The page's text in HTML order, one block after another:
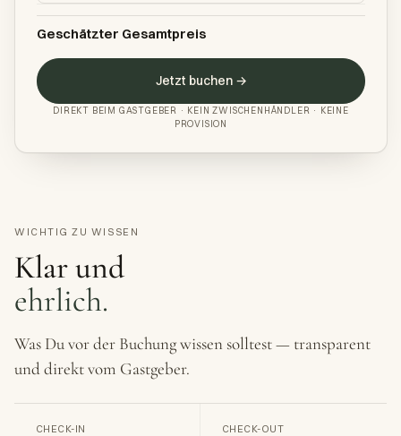
Geschätzter Gesamtpreis
Jetzt buchen →
DIREKT BEIM GASTGEBER · KEIN ZWISCHENHÄNDLER · KEINE
PROVISION
WICHTIG ZU WISSEN
Klar und
ehrlich.
Was Du vor der Buchung wissen solltest — transparent
und direkt vom Gastgeber.
CHECK-IN CHECK-OUT